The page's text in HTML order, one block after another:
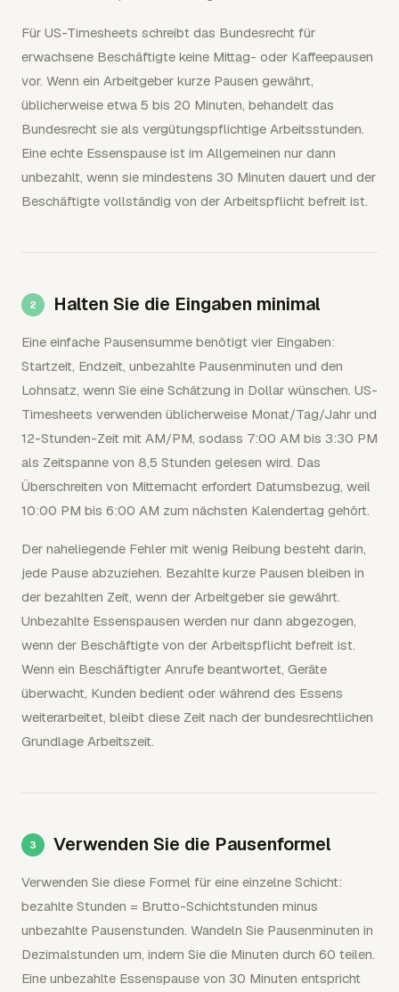
Für US-Timesheets schreibt das Bundesrecht für
erwachsene Beschäftigte keine Mittag- oder Kaffeepausen
vor. Wenn ein Arbeitgeber kurze Pausen gewährt,
üblicherweise etwa 5 bis 20 Minuten, behandelt das
Bundesrecht sie als vergütungspflichtige Arbeitsstunden.
Eine echte Essenspause ist im Allgemeinen nur dann
unbezahlt, wenn sie mindestens 30 Minuten dauert und der
Beschäftigte vollständig von der Arbeitspflicht befreit ist.
Halten Sie die Eingaben minimal
Eine einfache Pausensumme benötigt vier Eingaben:
Startzeit, Endzeit, unbezahlte Pausenminuten und den
Lohnsatz, wenn Sie eine Schätzung in Dollar wünschen. US-
Timesheets verwenden üblicherweise Monat/Tag/Jahr und
12-Stunden-Zeit mit AM/PM, sodass 7:00 AM bis 3:30 PM
als Zeitspanne von 8,5 Stunden gelesen wird. Das
Überschreiten von Mitternacht erfordert Datumsbezug, weil
10:00 PM bis 6:00 AM zum nächsten Kalendertag gehört.
Der naheliegende Fehler mit wenig Reibung besteht darin,
jede Pause abzuziehen. Bezahlte kurze Pausen bleiben in
der bezahlten Zeit, wenn der Arbeitgeber sie gewährt.
Unbezahlte Essenspausen werden nur dann abgezogen,
wenn der Beschäftigte von der Arbeitspflicht befreit ist.
Wenn ein Beschäftigter Anrufe beantwortet, Geräte
überwacht, Kunden bedient oder während des Essens
weiterarbeitet, bleibt diese Zeit nach der bundesrechtlichen
Grundlage Arbeitszeit.
Verwenden Sie die Pausenformel
Verwenden Sie diese Formel für eine einzelne Schicht:
bezahlte Stunden = Brutto-Schichtstunden minus
unbezahlte Pausenstunden. Wandeln Sie Pausenminuten in
Dezimalstunden um, indem Sie die Minuten durch 60 teilen.
Eine unbezahlte Essenspause von 30 Minuten entspricht